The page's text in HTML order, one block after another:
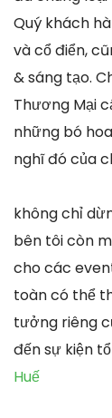
Quý khách
và cổ điển,
& sáng tạo.
Thương Mại
những bó
nghĩ đó của
không chỉ
bên tôi còn
cho các
toàn có thể
tưởng riêng
đến sự kiện
Huế